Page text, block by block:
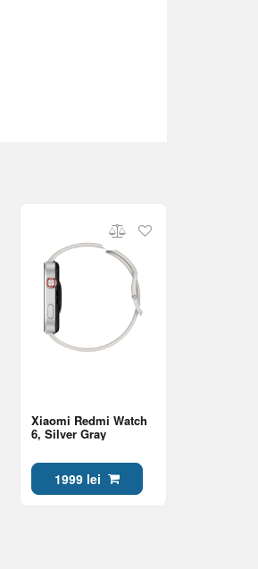
Xiaomi Redmi Watch
6, Silver Gray
1999 lei